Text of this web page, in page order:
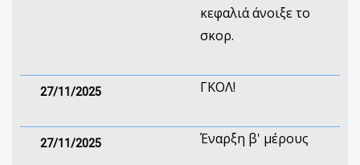
κεφαλιά άνοιξε το
σκορ.
27/11/2025 ΓΚΟΛ!
27/11/2025 Έναρξη β' μέρους